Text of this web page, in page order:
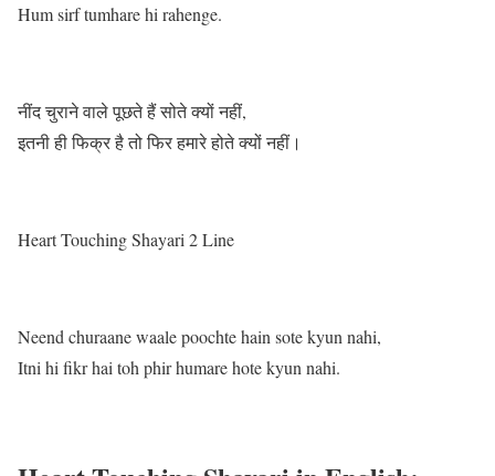
Hum sirf tumhare hi rahenge.
नींद चुराने वाले पूछते हैं सोते क्यों नहीं,
इतनी ही फिक्र है तो फिर हमारे होते क्यों नहीं।
Heart Touching Shayari 2 Line
Neend churaane waale poochte hain sote kyun nahi,
Itni hi fikr hai toh phir humare hote kyun nahi.